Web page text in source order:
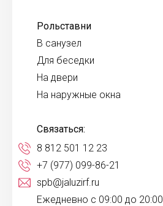
Рольставни
В санузел
Для беседки
На двери
На наружные окна
Связаться:
8 812 501 12 23
+7 (977) 099-86-21
spb@jaluzirf.ru
Ежедневно с 09:00 до 20:00